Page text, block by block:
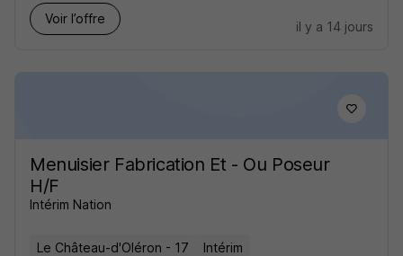
Voir l’offre
il y a 14 jours
Menuisier Fabrication Et - Ou Poseur
H/F
Intérim Nation
Le Château-d'Oléron - 17
Intérim